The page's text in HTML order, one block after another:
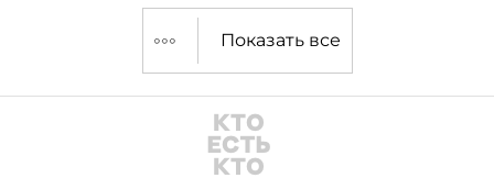
Показать все